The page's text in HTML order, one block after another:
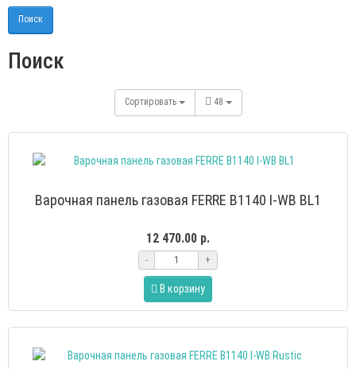
Поиск
Сортировать 48
Варочная панель газовая FERRE B1140 I-WB BL1
12 470.00 р.
- +
В корзину